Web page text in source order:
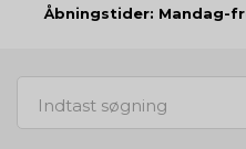
g
a
t
Åbningstider: Mandag-